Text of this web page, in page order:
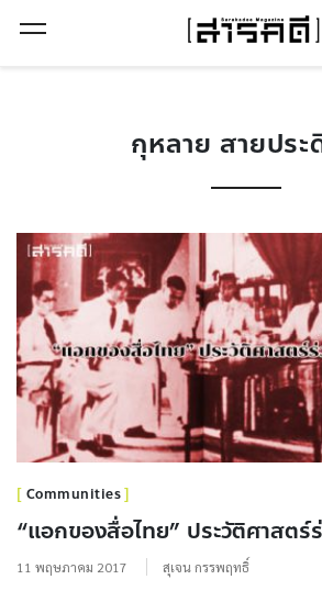
กุหลาย สายปร
Communities
“แอกของสื่อไทย” ประวัติศาสตร์
11 พฤษภาคม 2017 สุเจน กรรพฤทธิ์